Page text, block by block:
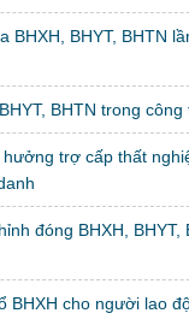
BHXH, BHYT, BHTN
BHTN trong
trợ cấp thất
đóng BHXH, BHYT,
BHXH cho người lao